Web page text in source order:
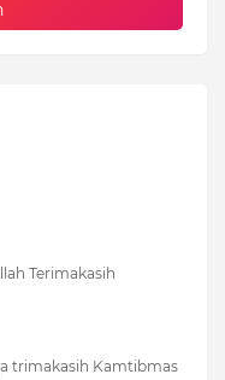
Terimakasih
trimakasih Kamtibmas